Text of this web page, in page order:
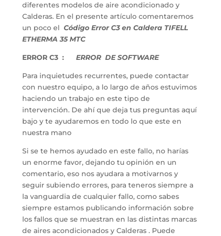
diferentes modelos de aire acondicionado y
Calderas. En el presente artículo comentaremos
un poco el Código Error C3 en Caldera TIFELL
ETHERMA 35 MTC
ERROR C3 : ERROR DE SOFTWARE
Para inquietudes recurrentes, puede contactar
con nuestro equipo, a lo largo de años estuvimos
haciendo un trabajo en este tipo de
intervención. De ahí que deja tus preguntas aquí
bajo y te ayudaremos en todo lo que este en
nuestra mano
Si se te hemos ayudado en este fallo, no harías
un enorme favor, dejando tu opinión en un
comentario, eso nos ayudara a motivarnos y
seguir subiendo errores, para teneros siempre a
la vanguardia de cualquier fallo, como sabes
siempre estamos publicando información sobre
los fallos que se muestran en las distintas marcas
de aires acondicionados y Calderas . Puede